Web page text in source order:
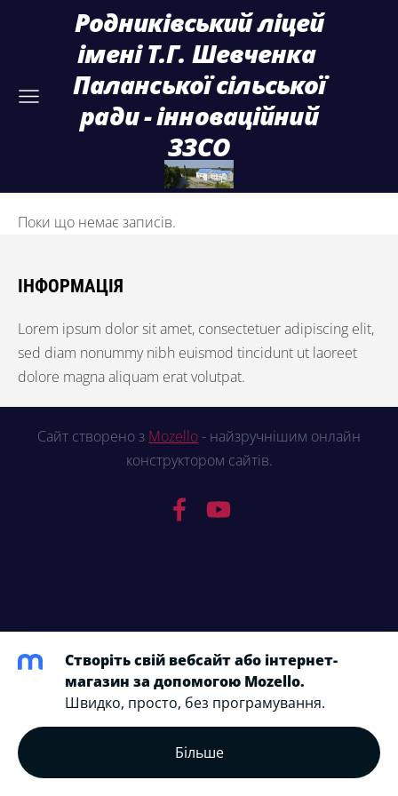
Родниківський ліцей
імені Т.Г. Шевченка
Паланської сільської
ради - інноваційний
ЗЗСО
ІНФОРМАЦІЯ
Lorem ipsum dolor sit amet, consectetuer adipiscing elit,
sed diam nonummy nibh euismod tincidunt ut laoreet
dolore magna aliquam erat volutpat.
Поки що немає записів.
Сайт створено з Mozello- найзручнішим онлайн
конструктором сайтів.
Створіть свій вебсайт або інтернет-
магазин за допомогою Mozello.
Швидко, просто, без програмування.
Більше